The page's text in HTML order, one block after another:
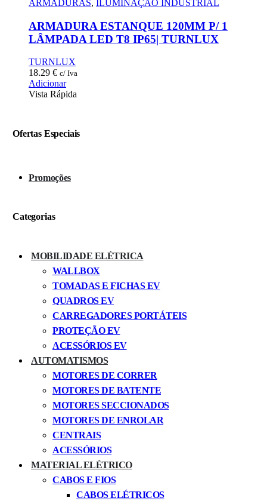
ARMADURAS, ILUMINAÇÃO INDUSTRIAL
ARMADURA ESTANQUE 120MM P/ 1
LÂMPADA LED T8 IP65| TURNLUX
TURNLUX
18.29 € c/ Iva
Adicionar
Vista Rápida
Ofertas Especiais
Promoções
Categorias
MOBILIDADE ELÉTRICA
WALLBOX
TOMADAS E FICHAS EV
QUADROS EV
CARREGADORES PORTÁTEIS
PROTEÇÃO EV
ACESSÓRIOS EV
AUTOMATISMOS
MOTORES DE CORRER
MOTORES DE BATENTE
MOTORES SECCIONADOS
MOTORES DE ENROLAR
CENTRAIS
ACESSÓRIOS
MATERIAL ELÉTRICO
CABOS E FIOS
CABOS ELÉTRICOS